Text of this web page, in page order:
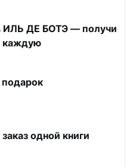
ИЛЬ ДЕ БОТЭ — получи
каждую
одной книги